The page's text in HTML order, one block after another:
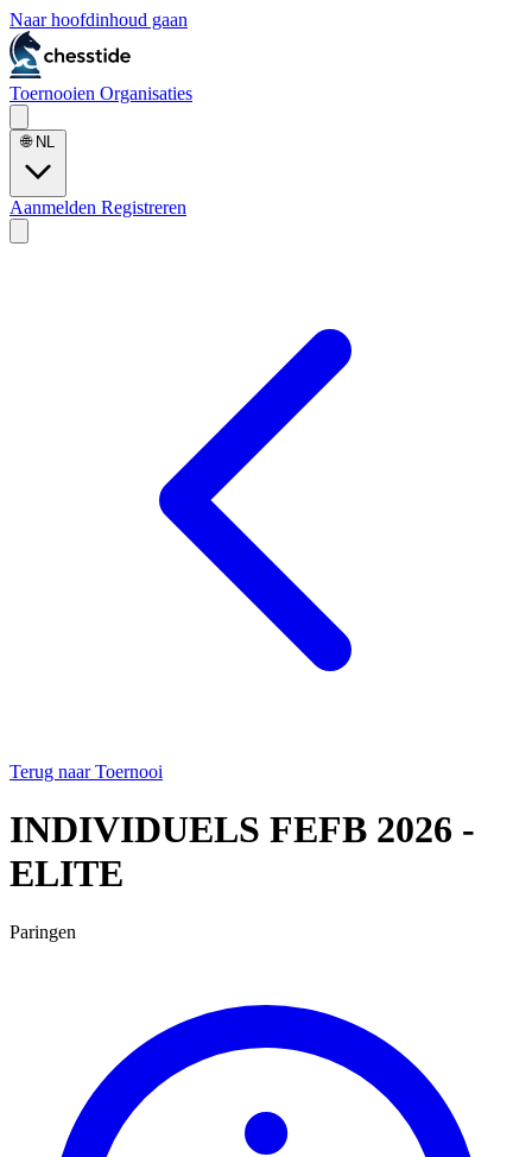
Naar hoofdinhoud gaan
Toernooien Organisaties
🌐 NL
Aanmelden Registreren
Terug naar Toernooi
INDIVIDUELS FEFB 2026 -
ELITE
Paringen